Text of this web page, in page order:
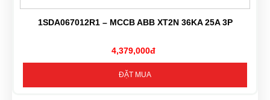
1SDA067012R1 – MCCB ABB XT2N 36KA 25A 3P
4,379,000đ
ĐẶT MUA